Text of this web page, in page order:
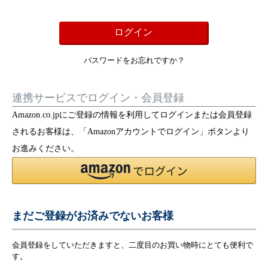
ログイン
パスワードをお忘れですか？
連携サービスでログイン・会員登録
Amazon.co.jpにご登録の情報を利用してログインまたは会員登録
されるお客様は、「Amazonアカウントでログイン」ボタンより
お進みください。
まだご登録がお済みでないお客様
会員登録をしていただきますと、二度目のお買い物時にとても便利で
す。